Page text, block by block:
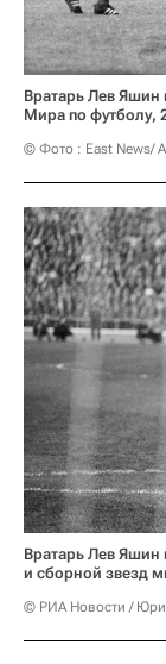
Вратарь Лев Яшин
Мира по футболу,
© Фото : East News/
Вратарь Лев
и сборной звезд
© РИА Новости /